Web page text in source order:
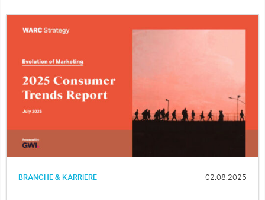
BRANCHE & KARRIERE 02.08.2025